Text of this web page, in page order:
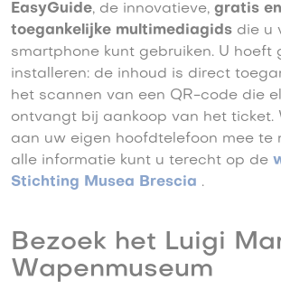
EasyGuide, de innovatieve, gratis en
toegankelijke multimediagids die u
smartphone kunt gebruiken. U hoeft
installeren: de inhoud is direct
het scannen van een QR-code die
ontvangt bij aankoop van het ticket.
aan uw eigen hoofdtelefoon mee te
alle informatie kunt u terecht op de
Stichting Musea Brescia .
Bezoek het Luigi
Wapenmuseum